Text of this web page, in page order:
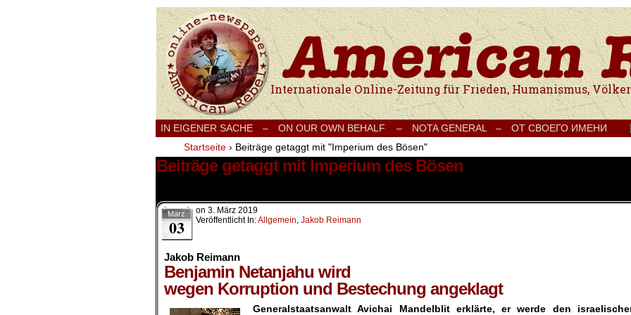
Internationale Onlinezeitung für Frieden, Humanismus, Völkerverständigung und
IN EIGENER SACHE – ON OUR OWN BEHALF – NOTA GENERAL – ОТ СВОЕГО ИМЕНИ
Startseite › Beiträge getaggt mit "Imperium des Bösen"
Beiträge getaggt mit Imperium des Bösen
März
03
on 3. März 2019
Veröffentlicht In:Allgemein, Jakob Reimann
Jakob Reimann
Benjamin Netanjahu wird
wegen Korruption und Bestechung angeklagt
Generalstaatsanwalt Avichai Mandelblit erklärte, er werde den